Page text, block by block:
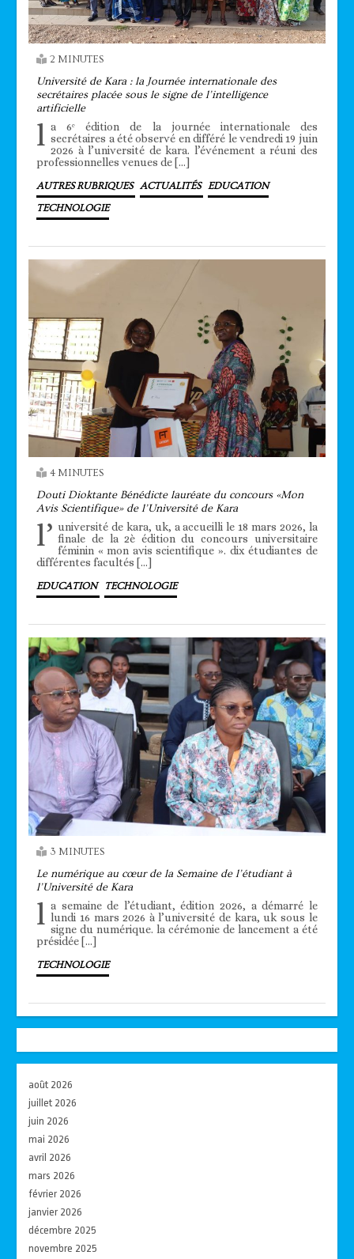
2 MINUTES
Université de Kara : la Journée internationale des
secrétaires placée sous le signe de l’intelligence
artificielle
l a 6ᵉ édition de la journée internationale des
secrétaires a été observé en différé le vendredi 19 juin
2026 à l’université de kara. l’événement a réuni des
professionnelles venues de […]
AUTRES RUBRIQUES ACTUALITÉS EDUCATION
TECHNOLOGIE
4 MINUTES
Douti Dioktante Bénédicte lauréate du concours «Mon
Avis Scientifique» de l’Université de Kara
l’ université de kara, uk, a accueilli le 18 mars 2026, la
finale de la 2è édition du concours universitaire
féminin « mon avis scientifique ». dix étudiantes de
différentes facultés […]
EDUCATION TECHNOLOGIE
3 MINUTES
Le numérique au cœur de la Semaine de l’étudiant à
l’Université de Kara
l a semaine de l’étudiant, édition 2026, a démarré le
lundi 16 mars 2026 à l’université de kara, uk sous le
signe du numérique. la cérémonie de lancement a été
présidée […]
TECHNOLOGIE
août 2026
juillet 2026
juin 2026
mai 2026
avril 2026
mars 2026
février 2026
janvier 2026
décembre 2025
novembre 2025